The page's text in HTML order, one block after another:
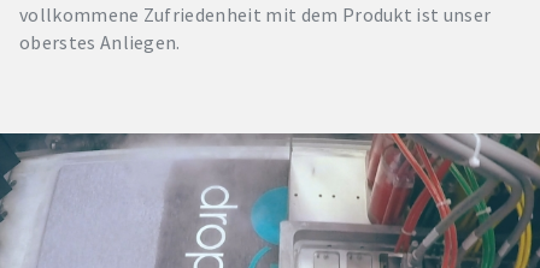
vollkommene Zufriedenheit mit dem Produkt ist unser
oberstes Anliegen.